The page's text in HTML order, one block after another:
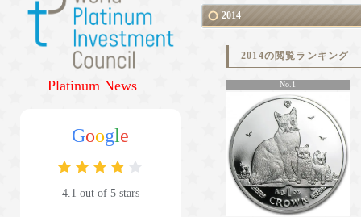
Platinum News
Google
4.1 out of 5 stars
2014
2014の閲覧ランキング
No.1